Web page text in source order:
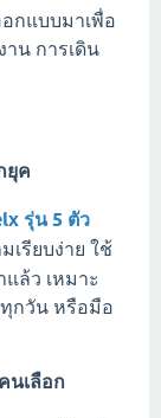
กแบบมาเพื่อ
น การเดิน
ยุค
รุ่น 5 ตัว
เรียบง่าย ใช้
ล้ว เหมาะ
กวัน หรือมือ
นเลือก